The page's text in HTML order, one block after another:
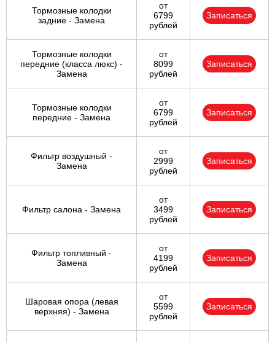
Тормозные колодки
задние - Замена
от
6799
рублей
Записаться
Тормозные колодки
передние (класса люкс) -
Замена
от
8099
рублей
Записаться
Тормозные колодки
передние - Замена
от
6799
рублей
Записаться
Фильтр воздушный -
Замена
от
2999
рублей
Записаться
Фильтр салона - Замена
от
3499
рублей
Записаться
Фильтр топливный -
Замена
от
4199
рублей
Записаться
Шаровая опора (левая
верхняя) - Замена
от
5599
рублей
Записаться